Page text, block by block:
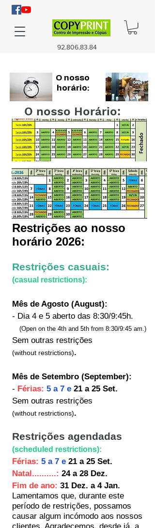
92.806.83.84
O nosso
horário:
O nosso Horário:
Restrições ao nosso
horário 2026:
Restrições casuais:
(casual restrictions):
Mês de Agosto (August):
- Dia 4 e 5 aberto das 8:30/9:45h.
(Open on the 4th and 5th from 8:30/9:45 am.)
Sem outras restrições
(without restrictions).
Mês de Setembro (September):
- Férias: 5 a 7 e 21 a 25 Set.
Sem outras restrições
(without restrictions).
Restrições agendadas
(scheduled restrictions):
Férias: 5 a 7 e 21 a 25 Set.
Natal..........: 24 a 28 Dez.
Fim de ano: 31 Dez. a 4Jan.
Lamentamos que, durante este
período de restrições, possamos
causar algum incómodo aos nossos